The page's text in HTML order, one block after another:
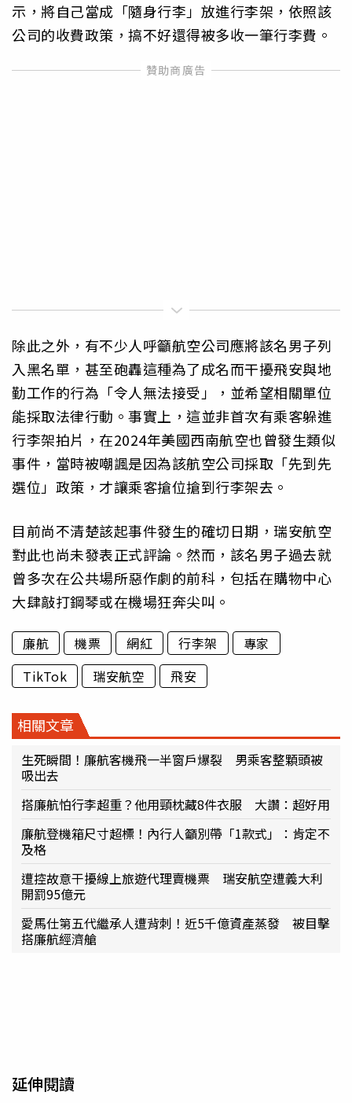
示，將自己當成「隨身行李」放進行李架，依照該
公司的收費政策，搞不好還得被多收一筆行李費。
除此之外，有不少人呼籲航空公司應將該名男子列
入黑名單，甚至砲轟這種為了成名而干擾飛安與地
勤工作的行為「令人無法接受」，並希望相關單位
能採取法律行動。事實上，這並非首次有乘客躲進
行李架拍片，在2024年美國西南航空也曾發生類似
事件，當時被嘲諷是因為該航空公司採取「先到先
選位」政策，才讓乘客搶位搶到行李架去。
目前尚不清楚該起事件發生的確切日期，瑞安航空
對此也尚未發表正式評論。然而，該名男子過去就
曾多次在公共場所惡作劇的前科，包括在購物中心
大肆敲打鋼琴或在機場狂奔尖叫。
廉航 機票 網紅 行李架
專家
TikTok
瑞安航空 飛安
相關文章
生死瞬間！廉航客機飛一半窗戶爆裂 男乘客整顆頭被
吸出去
搭廉航怕行李超重？他用頸枕藏8件衣服 大讚：超好用
廉航登機箱尺寸超標！內行人籲別帶「1款式」：肯定不
及格
遭控故意干擾線上旅遊代理賣機票 瑞安航空遭義大利
開罰95億元
愛馬仕第五代繼承人遭背刺！近5千億資產蒸發 被目擊
搭廉航經濟艙
延伸閱讀